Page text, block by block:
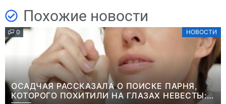
Похожие новости
0 НОВОСТИ
ОСАДЧАЯ РАССКАЗАЛА О ПОИСКЕ ПАРНЯ,
КОТОРОГО ПОХИТИЛИ НА ГЛАЗАХ НЕВЕСТЫ: